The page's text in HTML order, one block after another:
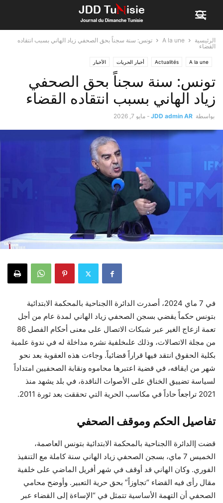
الرئيسية A la une
تونس: سنة سجناً بحق الصحفي زياد الهاني بسبب انتقاده
القضاء
A la une
Actualités أخبار الحريات الأخبار
تونس: سنة سجناً بحق الصحفي
زياد الهاني بسبب انتقاده القضاء
بواسطة JDD admin AR
- مايو 7, 2026
في 7 ماي 2024، أصدرت الدائرة االجناحية بالمحكمة الابتدائية
بتونس حكماً يقضي بسجن الصحفي زياد الهاني لمدة عام من أجل
تعمة ازعاج الغير عبر شبكات الاتصال على معنى أحكام الفصل 86
من مجلة الاتصالات، وذلك علىخلفية نشره مداخلة له في ندوة علمية
بكلية الحقوق انتقد فيها قراراً قضائياً. وجاءت هذه العقوبة بعد نحو
شهر من ايقافه، في قضية اعتبرها محاموه ونقابة الصحفيين امتداداً
لسياسة تضييق الخناق على الأصوات الناقدة، في بلد يشهد منذ
2021 تراجعاً حاداً في مكاسب الحرية التي تحققت بعد ثورة 2011.
تفاصيل الحكم وموقف الصحفي
قضت إالدائرة االجناحية بالمحكمة الابتدائية بتونس العاصمة،
الخميس 7 ماي، بسجن الصحفي زياد الهاني سنة كاملة مع التنفيذ
الفوري. وكان الهاني قد أوقف في شهر أفريل الماضي على خلفية
مقال رأى فيه القضاء “تجاوزاً” بحق حرية التعبير. وأوضح محامي
الصحفي أن التهمة الأساسية تتمثل في “الإساءة إلى القضاء عبر